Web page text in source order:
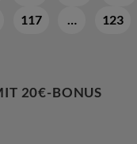
117 … 123
20€-BONUS